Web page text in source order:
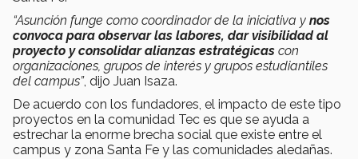
“Asunción funge como coordinador de la iniciativa y nos
convoca para observar las labores, dar visibilidad al
proyecto y consolidar alianzas estratégicas con
organizaciones, grupos de interés y grupos estudiantiles
del campus”, dijo Juan Isaza.
De acuerdo con los fundadores, el impacto de este tipo
proyectos en la comunidad Tec es que se ayuda a
estrechar la enorme brecha social que existe entre el
campus y zona Santa Fe y las comunidades aledañas.